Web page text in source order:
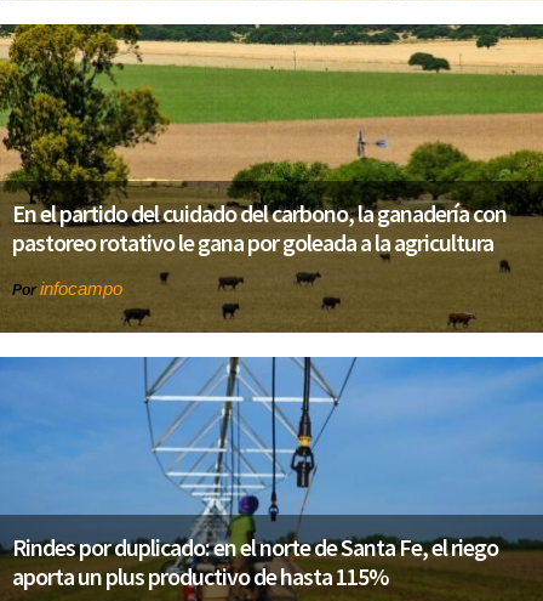
En el partido del cuidado del carbono, la ganadería con
pastoreo rotativo le gana por goleada a la agricultura
Por infocampo
Rindes por duplicado: en el norte de Santa Fe, el riego
aporta un plus productivo de hasta 115%